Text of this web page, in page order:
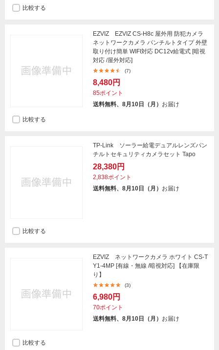
比較する
EZVIZ EZVIZ CS-H8c 屋外用 防犯カメラ
ネットワークカメラ パンチルトタイプ 外壁
取り付け簡単 WIFI対応 DC12v給電式 [暗視
対応 /屋外対応]
(7)
8,480円
85ポイント
送料無料、8月10日（月） お届け
比較する
TP-Link ソーラー給電デュアルレンズパン
チルトセキュリティカメラセット Tapo
28,380円
2,838ポイント
送料無料、8月10日（月） お届け
比較する
EZVIZ ネットワークカメラ ホワイト CS-T
Y1-4MP [有線・無線 /暗視対応] 【在庫限
り】
(3)
6,980円
70ポイント
送料無料、8月10日（月） お届け
比較する